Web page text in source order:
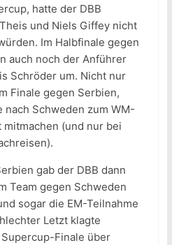
hatte der DBB
und Niels Giffey nicht
Im Halbfinale gegen
auch noch der Anführer
Schröder um. Nicht nur
Finale gegen Serbien,
Schweden zum WM-
(und nur bei
gab der DBB dann
Team gegen Schweden
sogar die EM-Teilnahme
Letzt klagte
Finale über